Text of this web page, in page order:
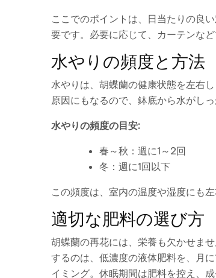
ここでのポイントは、日当たりの良
要です。必要に応じて、カーテンなど
水やりの頻度と方法
水やりは、胡蝶蘭の健康状態を左右
原因にもなるので、鉢底から水がし
水やりの頻度の目安:
春～秋：週に1～2回
冬：週に1回以下
この頻度は、室内の温度や湿度にも
適切な肥料の選び方
胡蝶蘭の再花には、栄養も欠かせま
するのは、低濃度の液体肥料を、月
イミング。休眠期間は肥料を控え、